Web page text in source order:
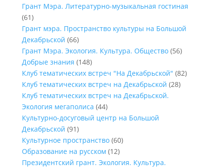
Грант Мэра. Литературно-музыкальная гостиная
(61)
Грант мэра. Пространство культуры на Большой
Декабрьской (66)
Грант Мэра. Экология. Культура. Общество(56)
Добрые знания (148)
Клуб тематических встреч "На Декабрьской" (82)
Клуб тематических встреч на Декабрьской (28)
Клуб тематических встреч на Декабрьской.
Экология мегаполиса (44)
Культурно-досуговый центр на Большой
Декабрьской (91)
Культурное пространство(60)
Образование на русском (12)
Президентский грант. Экология. Культура.